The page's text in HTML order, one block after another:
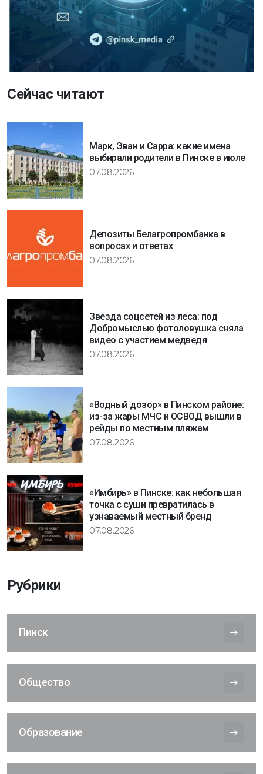
Сейчас читают
Марк, Эван и Сарра: какие имена
выбирали родители в Пинске в июле
07.08.2026
Депозиты Белагропромбанка в
вопросах и ответах
07.08.2026
Звезда соцсетей из леса: под
Добромыслью фотоловушка сняла
видео с участием медведя
07.08.2026
«Водный дозор» в Пинском районе:
из-за жары МЧС и ОСВОД вышли в
рейды по местным пляжам
07.08.2026
«Имбирь» в Пинске: как небольшая
точка с суши превратилась в
узнаваемый местный бренд
07.08.2026
Рубрики
Пинск
Общество
Образование